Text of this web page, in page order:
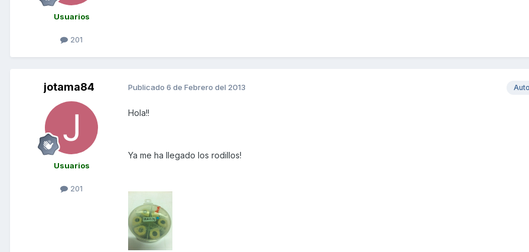
Usuarios
201
jotama84
Usuarios
201
Publicado 6 de Febrero del 2013
Hola!!
Ya me ha llegado los rodillos!